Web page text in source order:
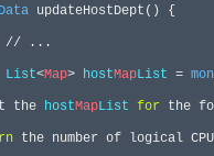
updateHostDept() {
List<Map> hostMapList =
the
hostMapList for the
the number of logical